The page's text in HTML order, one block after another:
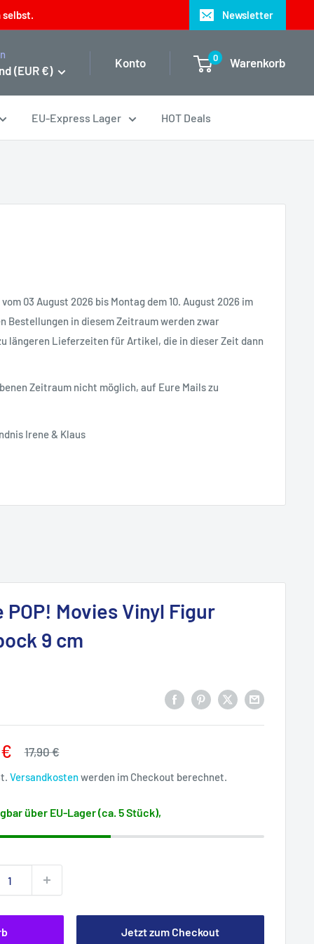
selbst. Newsletter
(EUR €)
Konto 0 Warenkorb
EU-Express Lager HOT Deals
03 August 2026 bis Montag dem 10. August 2026 im
Bestellungen in diesem Zeitraum werden zwar
längeren Lieferzeiten für Artikel, die in dieser Zeit dann
Zeitraum nicht möglich, auf Eure Mails zu
Irene & Klaus
POP! Movies Vinyl Figur
9 cm
Normalpreis
17,90 €
Versandkostenwerden im Checkout berechnet.
über EU-Lager (ca. 5 Stück),
Jetzt zum Checkout